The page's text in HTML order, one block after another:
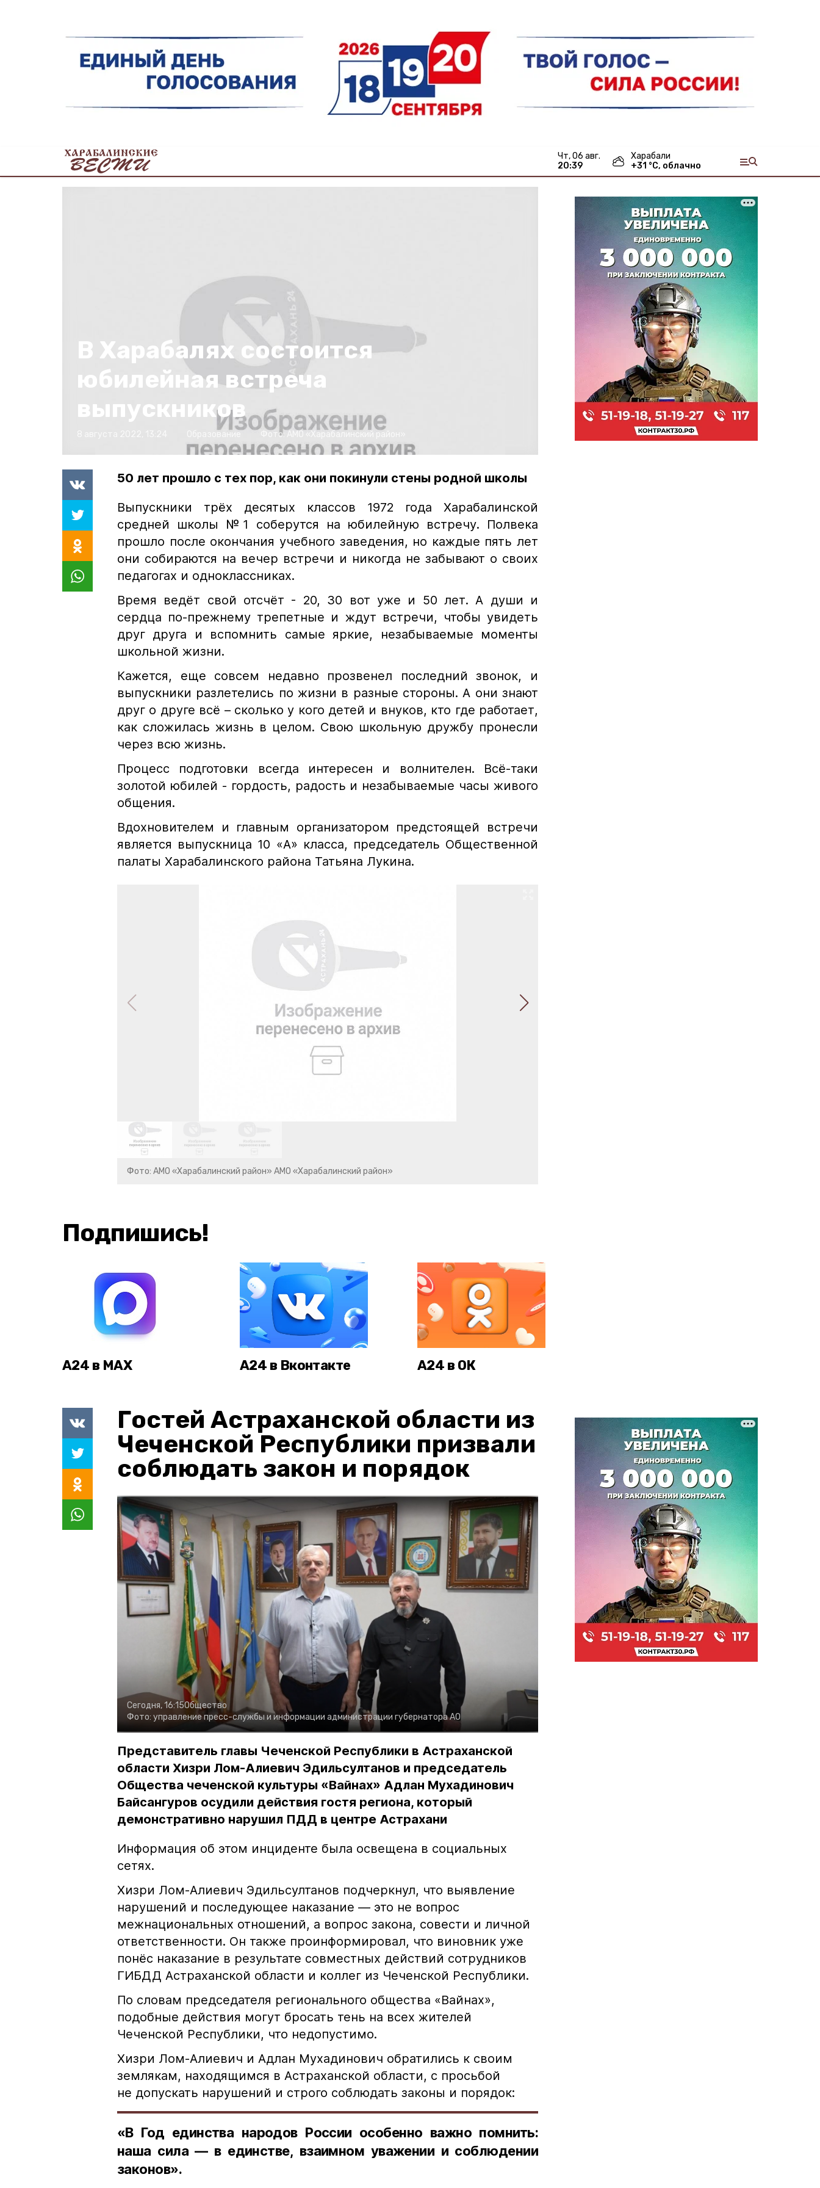
чт, 06 авг.
20:39
Харабали
+31 °С, облачно
В Харабалях состоится
юбилейная встреча
выпускников
Образование Фото: АМО «Харабалинский район»
50 лет прошло с тех пор, как они покинули стены родной школы
Выпускники трёх десятых классов 1972 года Харабалинской
средней школы №1 соберутся на юбилейную встречу. Полвека
прошло после окончания учебного заведения, но каждые пять лет
они собираются на вечер встречи и никогда не забывают о своих
педагогах и одноклассниках.
Время ведёт свой отсчёт - 20, 30 вот уже и 50 лет. А души и
сердца по-прежнему трепетные и ждут встречи, чтобы увидеть
друг друга и вспомнить самые яркие, незабываемые моменты
школьной жизни.
Кажется, еще совсем недавно прозвенел последний звонок, и
выпускники разлетелись по жизни в разные стороны. А они знают
друг о друге всё – сколько у кого детей и внуков, кто где работает,
как сложилась жизнь в целом. Свою школьную дружбу пронесли
через всю жизнь.
Процесс подготовки всегда интересен и волнителен. Всё-таки
золотой юбилей - гордость, радость и незабываемые часы живого
общения.
Вдохновителем и главным организатором предстоящей встречи
является выпускница 10 «А» класса, председатель Общественной
палаты Харабалинского района Татьяна Лукина.
Фото: АМО «Харабалинский район» АМО «Харабалинский район»
Подпишись!
А24 в MAX А24 в Вконтакте А24 в ОК
Гостей Астраханской области из
Чеченской Республики призвали
соблюдать закон и порядок
Сегодня, 16:15Общество
Фото: управление пресс-службы и информации администрации губернатора АО
Представитель главы Чеченской Республики в Астраханской
области Хизри Лом-Алиевич Эдильсултанов и председатель
Общества чеченской культуры «Вайнах» Адлан Мухадинович
Байсангуров осудили действия гостя региона, который
демонстративно нарушил ПДД в центре Астрахани
Информация об этом инциденте была освещена в социальных
сетях.
Хизри Лом-Алиевич Эдильсултанов подчеркнул, что выявление
нарушений и последующее наказание — это не вопрос
межнациональных отношений, а вопрос закона, совести и личной
ответственности. Он также проинформировал, что виновник уже
понёс наказание в результате совместных действий сотрудников
ГИБДД Астраханской области и коллег из Чеченской Республики.
По словам председателя регионального общества «Вайнах»,
подобные действия могут бросать тень на всех жителей
Чеченской Республики, что недопустимо.
Хизри Лом-Алиевич и Адлан Мухадинович обратились к своим
землякам, находящимся в Астраханской области, с просьбой
не допускать нарушений и строго соблюдать законы и порядок:
«В Год единства народов России особенно важно помнить:
наша сила — в единстве, взаимном уважении и соблюдении
законов».